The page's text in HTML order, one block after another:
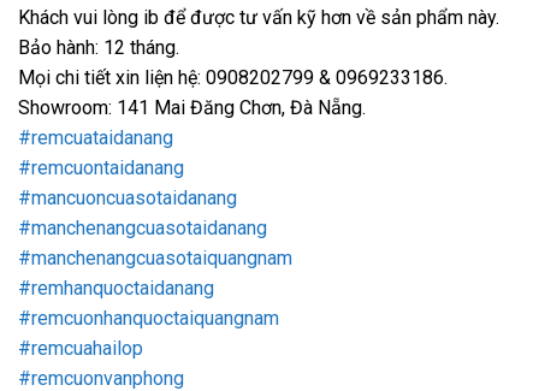
Khách vui lòng ib để được tư vấn kỹ hơn về sản phẩm này.
Bảo hành: 12 tháng.
Mọi chi tiết xin liện hệ: 0908202799 & 0969233186.
Showroom: 141 Mai Đăng Chơn, Đà Nẵng.
#remcuataidanang
#remcuontaidanang
#mancuoncuasotaidanang
#manchenangcuasotaidanang
#manchenangcuasotaiquangnam
#remhanquoctaidanang
#remcuonhanquoctaiquangnam
#remcuahailop
#remcuonvanphong